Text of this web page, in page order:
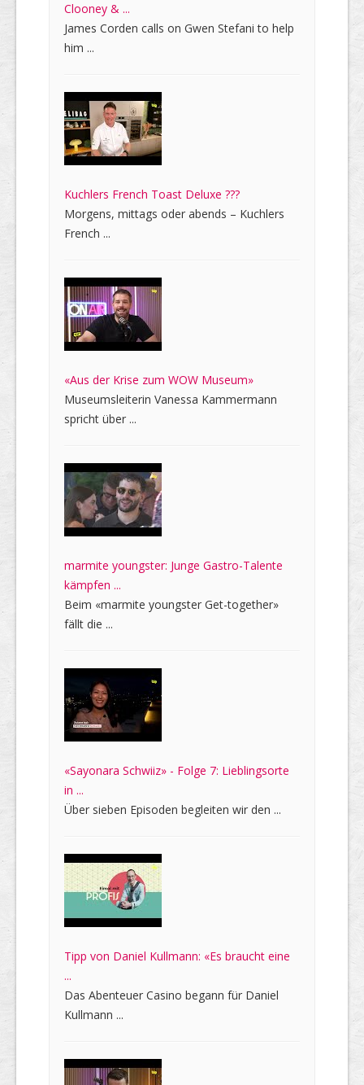
Clooney & ...
James Corden calls on Gwen Stefani to help
him ...
Kuchlers French Toast Deluxe ???
Morgens, mittags oder abends – Kuchlers
French ...
«Aus der Krise zum WOW Museum»
Museumsleiterin Vanessa Kammermann
spricht über ...
marmite youngster: Junge Gastro-Talente
kämpfen ...
Beim «marmite youngster Get-together»
fällt die ...
«Sayonara Schwiiz» - Folge 7: Lieblingsorte
in ...
Über sieben Episoden begleiten wir den ...
Tipp von Daniel Kullmann: «Es braucht eine
...
Das Abenteuer Casino begann für Daniel
Kullmann ...